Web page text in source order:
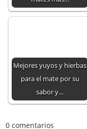
Mejores yuyos y hierbas
para el mate por su
sabor y…
0 comentarios